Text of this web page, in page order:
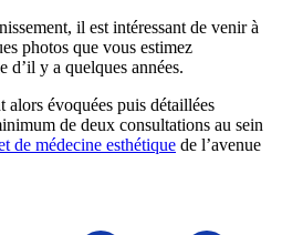
il est intéressant de venir à
photos que vous estimez
d’il y a quelques années.
alors évoquées puis détaillées
de deux consultations au sein
de médecine esthétique de l’avenue